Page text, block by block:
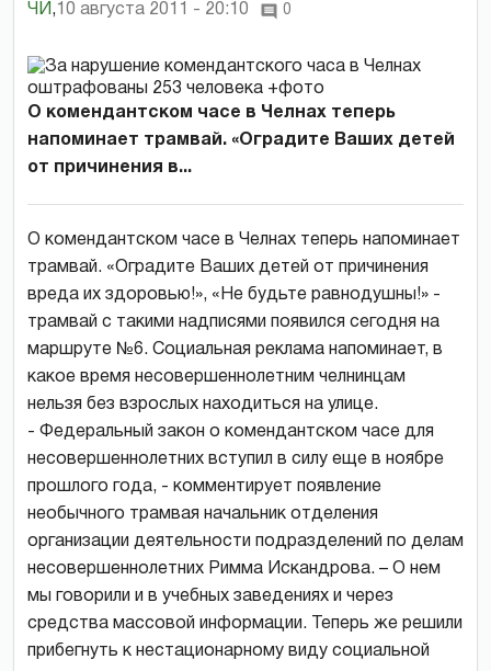
ЧИ , 10 августа 2011 - 20:10 0
О комендантском часе в Челнах теперь
напоминает трамвай. «Оградите Ваших детей
от причинения в...
О комендантском часе в Челнах теперь напоминает
трамвай. «Оградите Ваших детей от причинения
вреда их здоровью!», «Не будьте равнодушны!» -
трамвай с такими надписями появился сегодня на
маршруте №6. Социальная реклама напоминает, в
какое время несовершеннолетним челнинцам
нельзя без взрослых находиться на улице.
- Федеральный закон о комендантском часе для
несовершеннолетних вступил в силу еще в ноябре
прошлого года, - комментирует появление
необычного трамвая начальник отделения
организации деятельности подразделений по делам
несовершеннолетних Римма Искандрова. – О нем
мы говорили и в учебных заведениях и через
средства массовой информации. Теперь же решили
прибегнуть к нестационарному виду социальной